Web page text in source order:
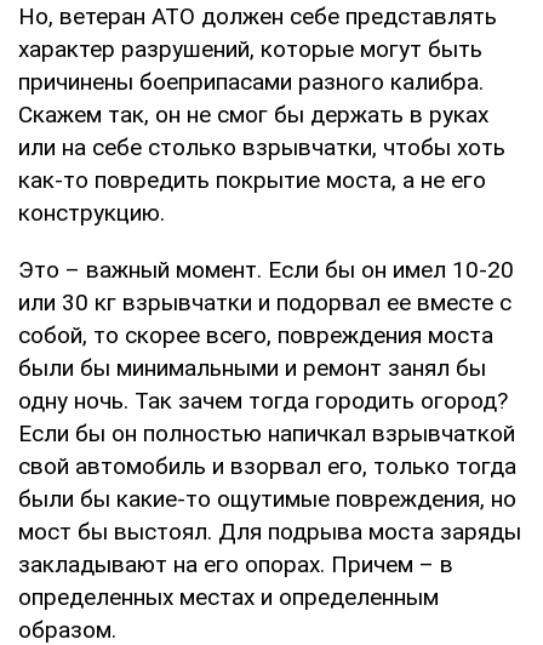
Но, ветеран АТО должен себе представлять
характер разрушений, которые могут быть
причинены боеприпасами разного калибра.
Скажем так, он не смог бы держать в руках
или на себе столько взрывчатки, чтобы хоть
как-то повредить покрытие моста, а не его
конструкцию.
Это – важный момент. Если бы он имел 10-20
или 30 кг взрывчатки и подорвал ее вместе с
собой, то скорее всего, повреждения моста
были бы минимальными и ремонт занял бы
одну ночь. Так зачем тогда городить огород?
Если бы он полностью напичкал взрывчаткой
свой автомобиль и взорвал его, только тогда
были бы какие-то ощутимые повреждения, но
мост бы выстоял. Для подрыва моста заряды
закладывают на его опорах. Причем – в
определенных местах и определенным
образом.